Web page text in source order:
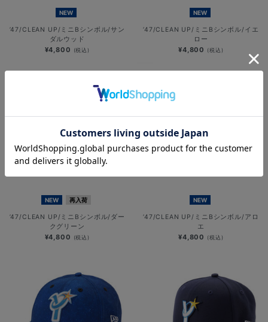
NEW
’47/CLEAN UP/ミニBシンボル/サン
ダルウッド
¥4,800 (税込)
NEW
’47/CLEAN UP/ミニBシンボル/イエ
ロー
¥4,800 (税込)
NEW 再入荷
’47/CLEAN UP/ミニBシンボル/ダー
クグリーン
¥4,800 (税込)
NEW
’47/CLEAN UP/ミニBシンボル/アロ
エ
¥4,800 (税込)